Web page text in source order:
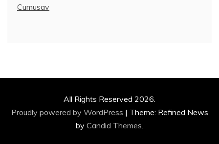
Cumusav
All Rights Reserved 2026.
Proudly powered by WordPress | Theme: Refined News
by Candid Themes